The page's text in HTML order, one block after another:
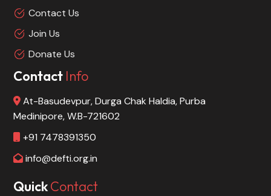
Contact Us
Join Us
Donate Us
Contact Info
At-Basudevpur, Durga Chak Haldia, Purba
Medinipore, W.B-721602
+91 7478391350
info@defti.org.in
QuickContact